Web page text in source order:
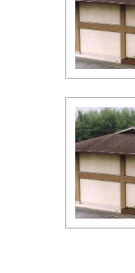
マイメディア検索